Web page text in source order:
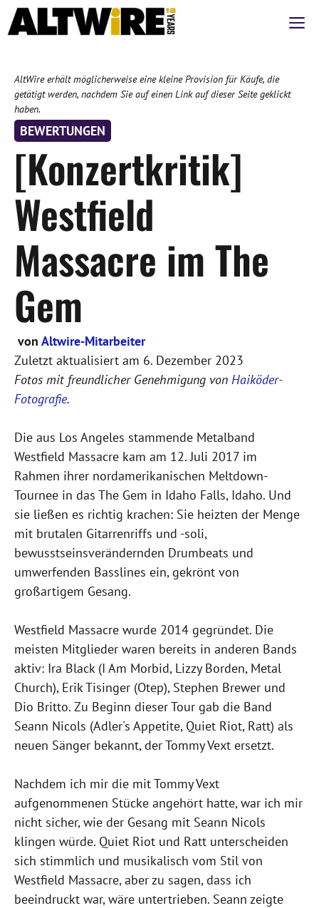
Zum
Inhalt
AltWire erhält möglicherweise eine kleine Provision für Käufe, die
getätigt werden, nachdem Sie auf einen Link auf dieser Seite geklickt
haben.
BEWERTUNGEN
[Konzertkritik]
Westfield
Massacre im The
Gem
von Altwire-Mitarbeiter
Zuletzt aktualisiert am 6. Dezember 2023
Fotos mit freundlicher Genehmigung von Haiköder-
Fotografie.
Die aus Los Angeles stammende Metalband
Westfield Massacre kam am 12. Juli 2017 im
Rahmen ihrer nordamerikanischen Meltdown-
Tournee in das The Gem in Idaho Falls, Idaho. Und
sie ließen es richtig krachen: Sie heizten der Menge
mit brutalen Gitarrenriffs und -soli,
bewusstseinsverändernden Drumbeats und
umwerfenden Basslines ein, gekrönt von
großartigem Gesang.
Westfield Massacre wurde 2014 gegründet. Die
meisten Mitglieder waren bereits in anderen Bands
aktiv: Ira Black (I Am Morbid, Lizzy Borden, Metal
Church), Erik Tisinger (Otep), Stephen Brewer und
Dio Britto. Zu Beginn dieser Tour gab die Band
Seann Nicols (Adler's Appetite, Quiet Riot, Ratt) als
neuen Sänger bekannt, der Tommy Vext ersetzt.
Nachdem ich mir die mit Tommy Vext
aufgenommenen Stücke angehört hatte, war ich mir
nicht sicher, wie der Gesang mit Seann Nicols
klingen würde. Quiet Riot und Ratt unterscheiden
sich stimmlich und musikalisch vom Stil von
Westfield Massacre, aber zu sagen, dass ich
beeindruckt war, wäre untertrieben. Seann zeigte